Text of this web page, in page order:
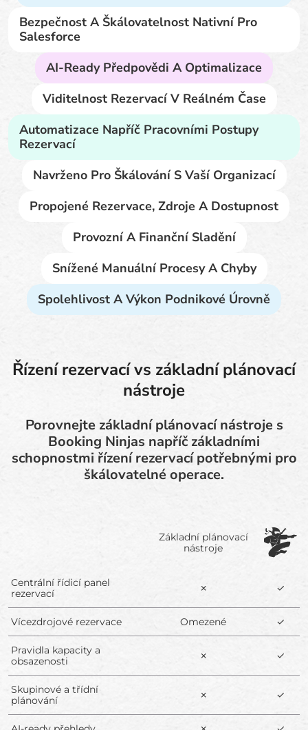
Bezpečnost A Škálovatelnost Nativní Pro
Salesforce
AI-Ready Předpovědi A Optimalizace
Viditelnost Rezervací V Reálném Čase
Automatizace Napříč Pracovními Postupy
Rezervací
Navrženo Pro Škálování S Vaší Organizací
Propojené Rezervace, Zdroje A Dostupnost
Provozní A Finanční Sladění
Snížené Manuální Procesy A Chyby
Spolehlivost A Výkon Podnikové Úrovně
Řízení rezervací vs základní plánovací
nástroje
Porovnejte základní plánovací nástroje s
Booking Ninjas napříč základními
schopnostmi řízení rezervací potřebnými pro
škálovatelné operace.
Základní plánovací
nástroje
Centrální řídicí panel
rezervací
✗ ✓
Vícezdrojové rezervace Omezené ✓
Pravidla kapacity a
obsazenosti
✗ ✓
Skupinové a třídní
plánování
✗ ✓